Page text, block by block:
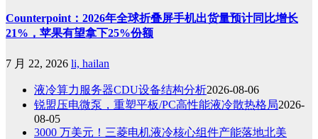
Counterpoint：2026年全球折叠屏手机出货量预计同比增长
21%，苹果有望拿下25%份额
7 月 22, 2026 li, hailan
液冷算力服务器CDU设备结构分析2026-08-06
锐盟压电微泵，重塑平板/PC高性能液冷散热格局2026-
08-05
3000 万美元！三菱电机液冷核心组件产能落地北美